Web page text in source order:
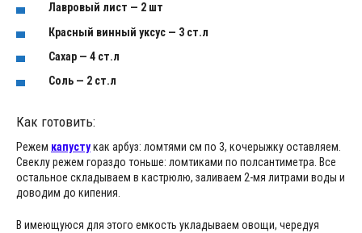
Лавровый лист — 2 шт
Красный винный уксус — 3 ст.л
Сахар — 4 ст.л
Соль — 2 ст.л
Как готовить:
Режем капустукак арбуз: ломтями см по 3, кочерыжку оставляем.
Свеклу режем гораздо тоньше: ломтиками по полсантиметра. Все
остальное складываем в кастрюлю, заливаем 2-мя литрами воды и
доводим до кипения.
В имеющуюся для этого емкость укладываем овощи, чередуя